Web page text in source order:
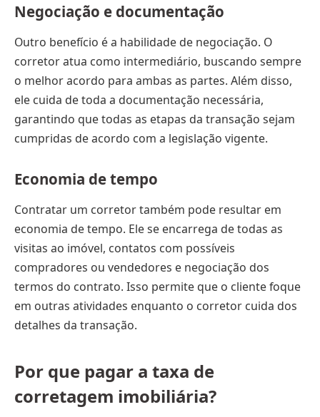
Negociação e documentação
Outro benefício é a habilidade de negociação. O
corretor atua como intermediário, buscando sempre
o melhor acordo para ambas as partes. Além disso,
ele cuida de toda a documentação necessária,
garantindo que todas as etapas da transação sejam
cumpridas de acordo com a legislação vigente.
Economia de tempo
Contratar um corretor também pode resultar em
economia de tempo. Ele se encarrega de todas as
visitas ao imóvel, contatos com possíveis
compradores ou vendedores e negociação dos
termos do contrato. Isso permite que o cliente foque
em outras atividades enquanto o corretor cuida dos
detalhes da transação.
Por que pagar a taxa de
corretagem imobiliária?